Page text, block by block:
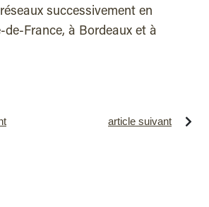
successivement en
de-France, à Bordeaux et à
article suivant